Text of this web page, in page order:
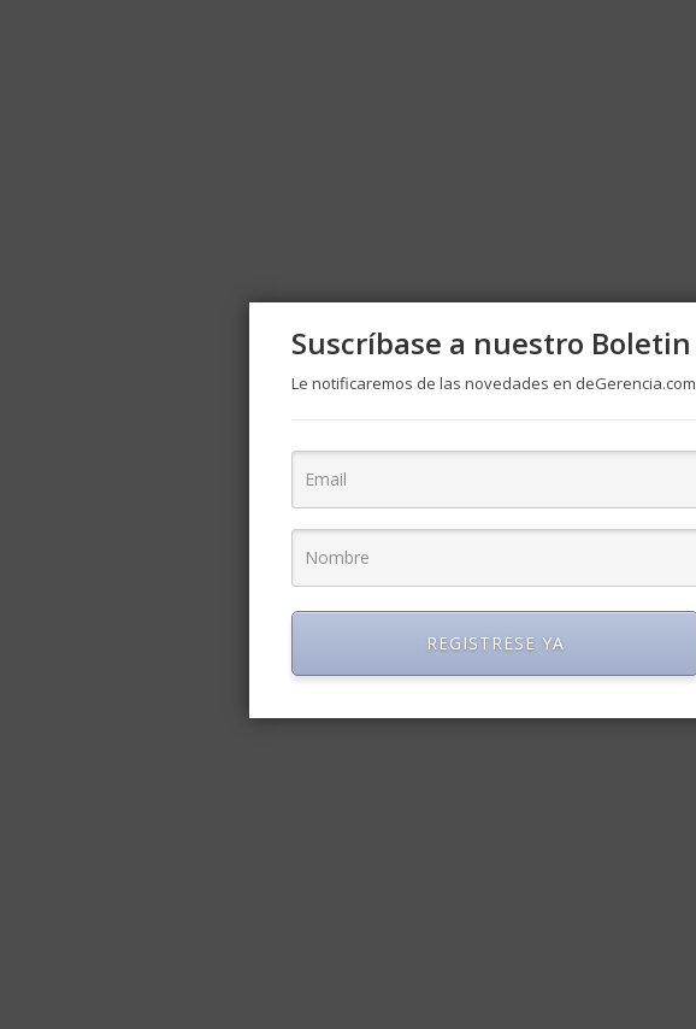
Suscríbase a nuestro Boletin
Le notificaremos de las novedades en deGerencia.com
REGISTRESE YA